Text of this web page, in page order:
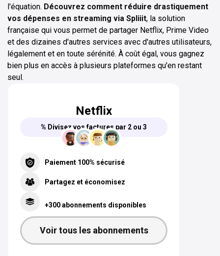
l'équation. Découvrez comment réduire drastiquement
vos dépenses en streaming via Spliiit, la solution
française qui vous permet de partager Netflix, Prime Video
et des dizaines d'autres services avec d'autres utilisateurs,
légalement et en toute sérénité. À coût égal, vous gagnez
bien plus en accès à plusieurs plateformes qu'en restant
seul.
Netflix
% Divisez vos factures par 2 ou 3
Paiement 100% sécurisé
Partagez et économisez
+300 abonnements disponibles
Voir tous les abonnements